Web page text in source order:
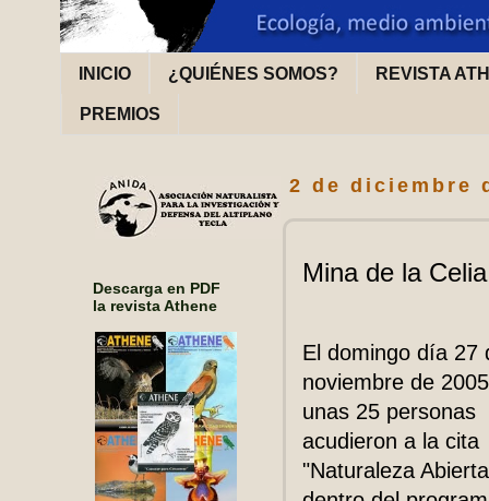
INICIO ¿QUIÉNES SOMOS? REVISTA
PREMIOS
2 de diciembre
Mina de la
El domingo día 27
noviembre de 2005
unas 25 personas
acudieron a la cita
"Naturaleza
Descarga en PDF
la revista Athene